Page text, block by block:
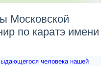
Московской
по каратэ имени
человека нашей